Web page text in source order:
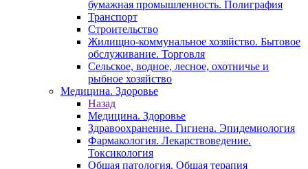
бумажная промышленность. Полиграфия
Транспорт
Строительство
Жилищно-коммунальное хозяйство. Бытовое
обслуживание. Торговля
Сельское, водное, лесное, охотничье и
рыбное хозяйство
Медицина. Здоровье
Назад
Медицина. Здоровье
Здравоохранение. Гигиена. Эпидемиология
Фармакология. Лекарствоведение.
Токсикология
Общая патология. Общая терапия